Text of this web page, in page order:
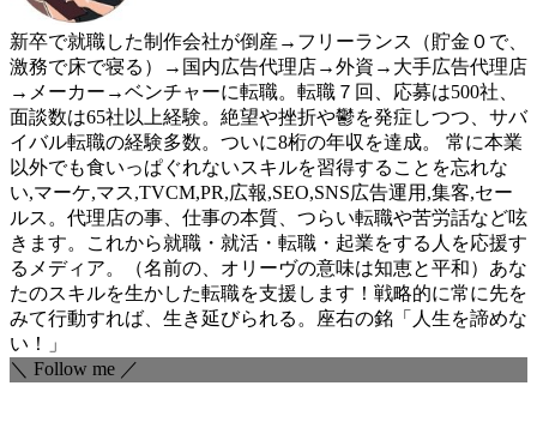
新卒で就職した制作会社が倒産→フリーランス（貯金０で、
激務で床で寝る）→国内広告代理店→外資→大手広告代理店
→メーカー→ベンチャーに転職。転職７回、応募は500社、
面談数は65社以上経験。絶望や挫折や鬱を発症しつつ、サバ
イバル転職の経験多数。ついに8桁の年収を達成。 常に本業
以外でも食いっぱぐれないスキルを習得することを忘れな
い,マーケ,マス,TVCM,PR,広報,SEO,SNS広告運用,集客,セー
ルス。代理店の事、仕事の本質、つらい転職や苦労話など呟
きます。これから就職・就活・転職・起業をする人を応援す
るメディア。（名前の、オリーヴの意味は知恵と平和）あな
たのスキルを生かした転職を支援します！戦略的に常に先を
みて行動すれば、生き延びられる。座右の銘「人生を諦めな
い！」
＼ Follow me ／